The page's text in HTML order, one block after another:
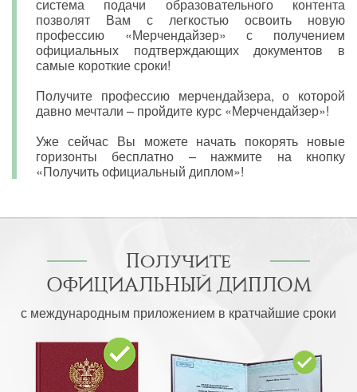
система подачи образовательного контента
позволят Вам с легкостью освоить новую
профессию «Мерчендайзер» с получением
официальных подтверждающих документов в
самые короткие сроки!
Получите профессию мерчендайзера, о которой
давно мечтали – пройдите курс «Мерчендайзер»!
Уже сейчас Вы можете начать покорять новые
горизонты бесплатно – нажмите на кнопку
«Получить официальный диплом»!
Получите
ОФИЦИАЛЬНЫЙ ДИПЛОМ
с международным приложением в кратчайшие сроки